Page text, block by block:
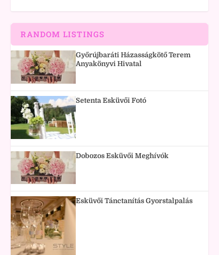
RANDOM LISTINGS
Győrújbaráti Házasságkötő Terem
Anyakönyvi Hivatal
Setenta Esküvői Fotó
Dobozos Esküvői Meghívók
Esküvői Tánctanítás Gyorstalpalás